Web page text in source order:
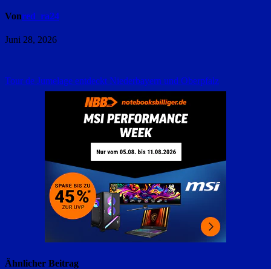
Vonred_ra24
Juni 28, 2026
Beitragsnavigation
Tour de Jumelage entdeckt Niederbayern und Oberpfalz
Ähnlicher Beitrag